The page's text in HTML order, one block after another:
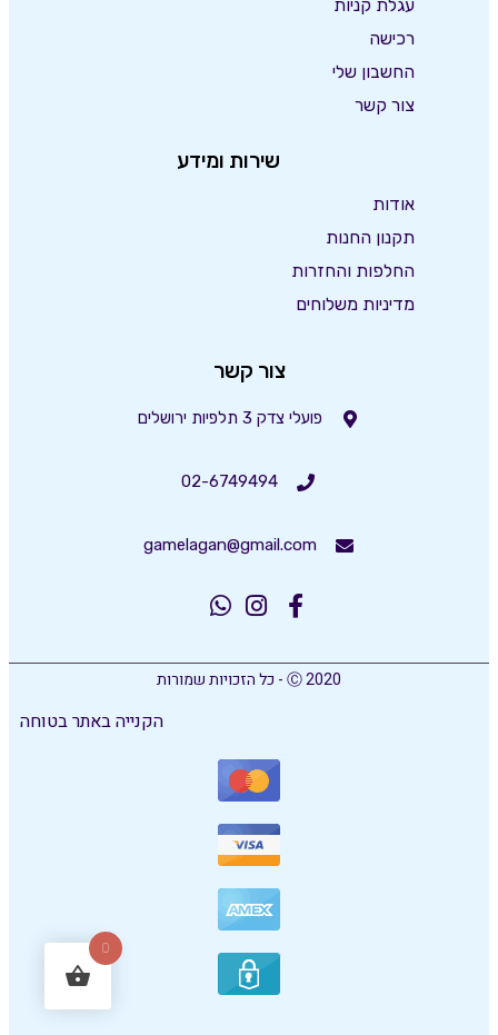
עגלת קניות
רכישה
החשבון שלי
צור קשר
שירות ומידע
אודות
תקנון החנות
החלפות והחזרות
מדיניות משלוחים
צור קשר
פועלי צדק 3 תלפיות ירושלים
02-6749494
gamelagan@gmail.com
Ⓒ 2020 - כל הזכויות שמורות
הקנייה באתר בטוחה
0